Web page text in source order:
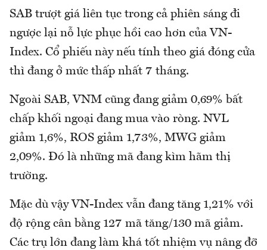
SAB trượt giá liên tục trong cả phiên sáng đi
ngược lại nỗ lực phục hồi cao hơn của VN-
Index. Cổ phiếu này nếu tính theo giá đóng cửa
thì đang ở mức thấp nhất 7 tháng.
Ngoài SAB, VNM cũng đang giảm 0,69% bất
chấp khối ngoại đang mua vào ròng. NVL
giảm 1,6%, ROS giảm 1,73%, MWG giảm
2,09%. Đó là những mã đang kìm hãm thị
trường.
Mặc dù vậy VN-Index vẫn đang tăng 1,21% với
độ rộng cân bằng 127 mã tăng/130 mã giảm.
Các trụ lớn đang làm khá tốt nhiệm vụ nâng đỡ